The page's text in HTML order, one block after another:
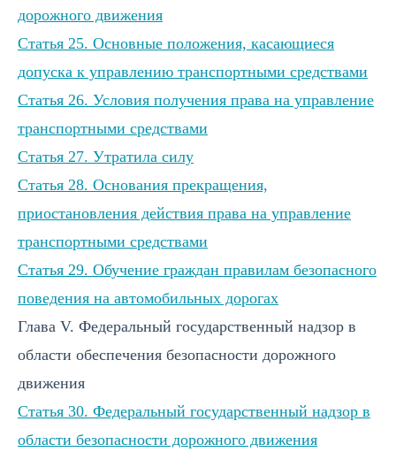
дорожного движения
Статья 25. Основные положения, касающиеся
допуска к управлению транспортными средствами
Статья 26. Условия получения права на управление
транспортными средствами
Статья 27. Утратила силу
Статья 28. Основания прекращения,
приостановления действия права на управление
транспортными средствами
Статья 29. Обучение граждан правилам безопасного
поведения на автомобильных дорогах
Глава V. Федеральный государственный надзор в
области обеспечения безопасности дорожного
движения
Статья 30. Федеральный государственный надзор в
области безопасности дорожного движения